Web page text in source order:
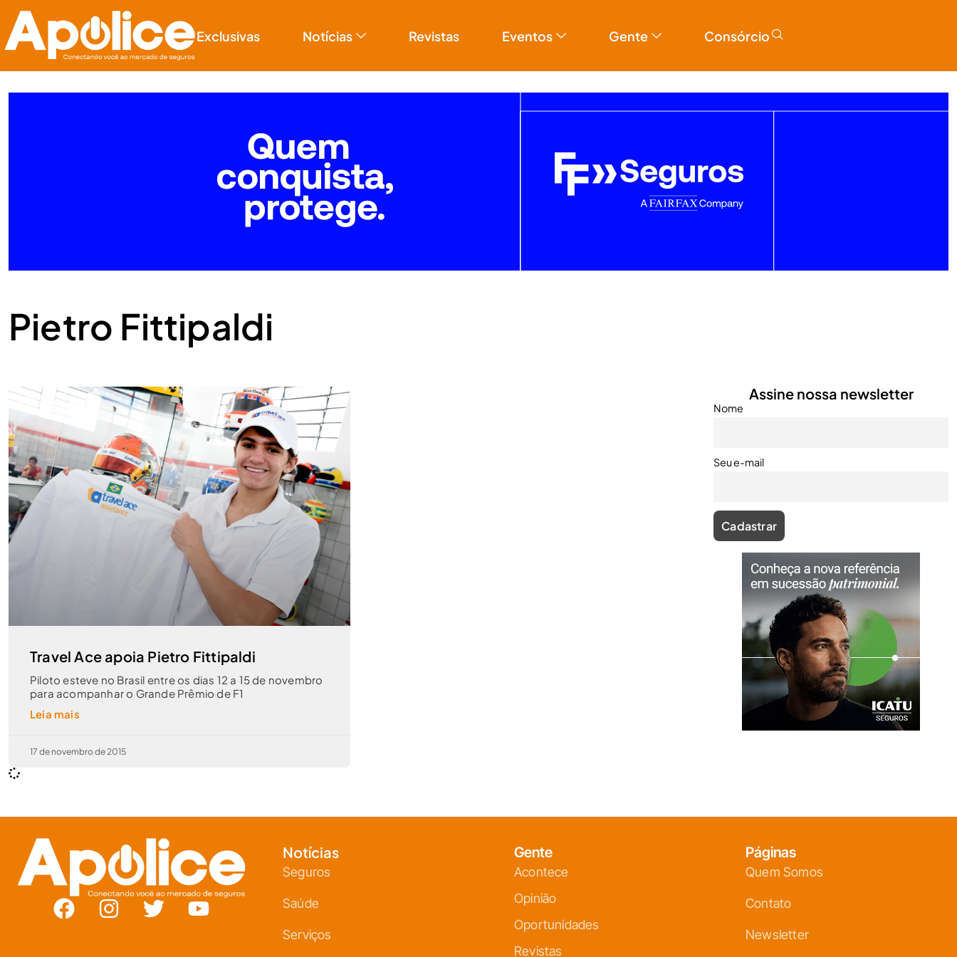
Exclusivas Notícias Revistas Eventos Gente Consórcio
Pietro Fittipaldi
Travel Ace apoia Pietro Fittipaldi
Piloto esteve no Brasil entre os dias 12 a 15 de novembro
para acompanhar o Grande Prêmio de F1
Leia mais
17 de novembro de 2015
Assine nossa newsletter
Nome
Seu e-mail
Notícias
Seguros
Saúde
Serviços
Gente
Acontece
Opinião
Oportunidades
Revistas
Páginas
Quem Somos
Contato
Newsletter